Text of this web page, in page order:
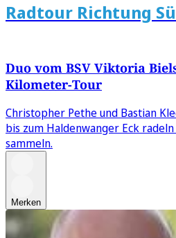
Radtour Richtung
Duo vom BSV Viktoria
Kilometer-Tour
Christopher Pethe und Bastian
bis zum Haldenwanger Eck
sammeln.
Merken